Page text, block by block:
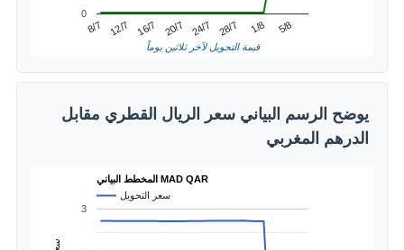
8/7 12/7 16/7 20/7 24/7 28/7 1/8 5/8
0
قيمة التحويل لآخر ثلاثين يوماً
يوضح الرسم البياني سعر الريال القطري مقابل
الدرهم المغربي
المخطط البياني MAD QAR
سعر التحويل
3